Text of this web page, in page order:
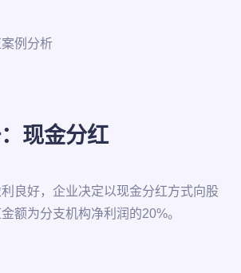
例分析
现金分红
良好，企业决定以现金分红方式向股
额为分支机构净利润的20%。